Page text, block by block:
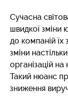
Сучасна
швидкої зміни
до компаній їх
зміни
організацій на
Такий нюанс
зниження